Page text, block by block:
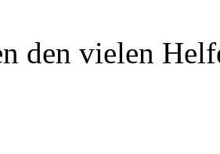
den vielen